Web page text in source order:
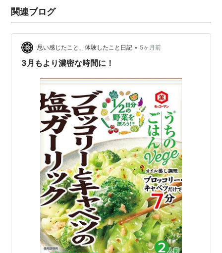
関連ブログ
思い感じたこと、体験したこと日記 • 5ヶ月前
3月もより濃密な時間に！